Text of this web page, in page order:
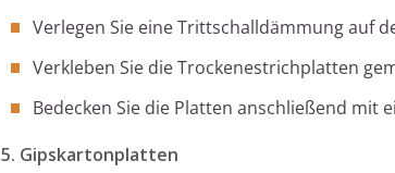
Verlegen Sie eine Trittschalldämmung auf
Verkleben Sie die Trockenestrichplatten
Bedecken Sie die Platten anschließend mit
5. Gipskartonplatten